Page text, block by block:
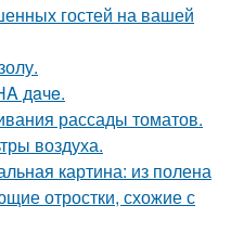
гостей на вашей
дaчe.
рассады томатов.
воздуха.
картина: из полена
отростки, схожие с